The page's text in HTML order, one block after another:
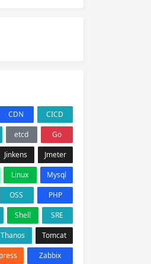
CDN
CICD
etcd
Go
Jinkens
Jmeter
Linux
Mysql
OSS
PHP
Shell
SRE
Thanos
Tomcat
Zabbix